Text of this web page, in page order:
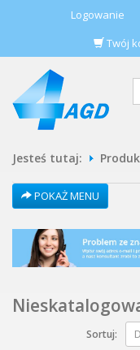
Logowanie
Twój
Jesteś tutaj:
POKAŻ MENU
Sortuj: